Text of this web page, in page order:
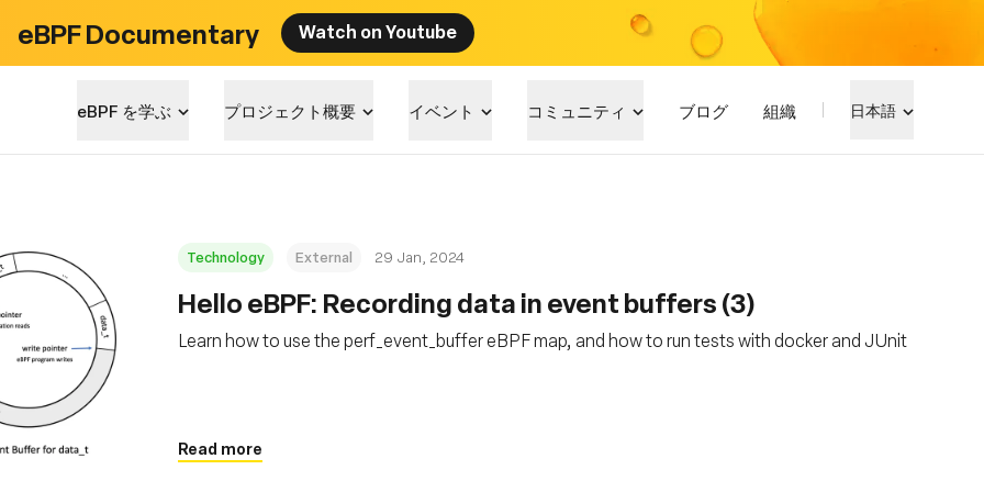
eBPF Documentary Watch on Youtube
eBPF を学ぶ プロジェクト概要 イベント コミュニティ ブログ 組織 日本語
Technology External 29 Jan, 2024
Hello eBPF: Recording data in event buffers (3)
Learn how to use the perf_event_buffer eBPF map, and how to run tests with docker and JUnit
Read more